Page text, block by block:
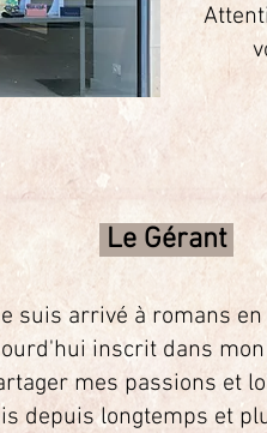
LeGérant
suis arrivé à romans
inscrit dans
mes passions et
depuis longtemps et